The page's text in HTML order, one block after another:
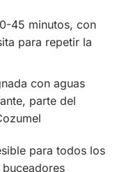
45 minutos, con
para repetir la
con aguas
parte del
para todos los